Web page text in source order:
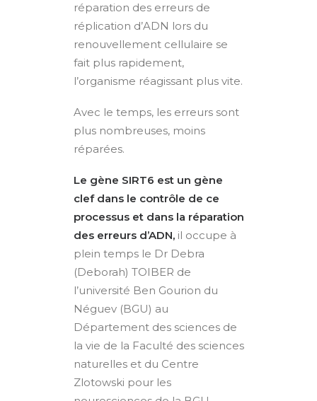
réparation des erreurs de
réplication d’ADN lors du
renouvellement cellulaire se
fait plus rapidement,
l’organisme réagissant plus vite.
Avec le temps, les erreurs sont
plus nombreuses, moins
réparées.
Le gène SIRT6 est un gène
clef dans le contrôle de ce
processus et dans la réparation
des erreurs d’ADN, il occupe à
plein temps le Dr Debra
(Deborah) TOIBER de
l’université Ben Gourion du
Néguev (BGU) au
Département des sciences de
la vie de la Faculté des sciences
naturelles et du Centre
Zlotowski pour les